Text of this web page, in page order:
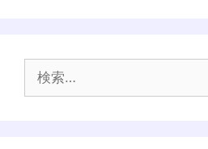
ー
ョ索: